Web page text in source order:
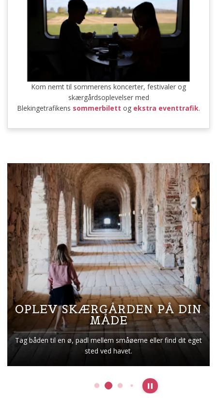
Kom nemt til sommerens koncerter, festivaler og
skærgårdsoplevelser med
Blekingetrafikens sommerbilett og ekstra eventtrafik.
OPLEV SKÆRGÅRDEN PÅ DIN
MÅDE
Tag båden til en ø, padl mellem småøerne eller find dit eget
sted ved havet.
Pause slideshow